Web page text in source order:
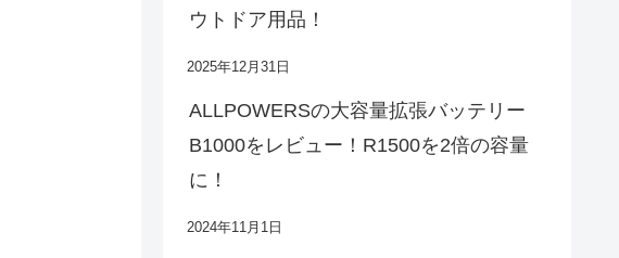
ウトドア用品！
2025年12月31日
ALLPOWERSの大容量拡張バッテリー
B1000をレビュー！R1500を2倍の容量
に！
2024年11月1日